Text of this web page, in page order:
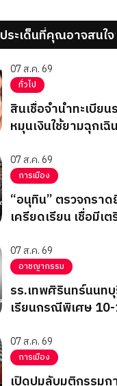
ประเด็นที่คุณอาจสนใจ';
07 ส.ค. 69
ทั่วไป
สินเชื่อจำนำทะเบีย
หมุนเงินใช้ยามฉุกเ
07 ส.ค. 69
การเมือง
“อนุทิน” ตรวจกราด
เครียดเรียน เชื่อมีเ
07 ส.ค. 69
อาชญากรรม
รร.เทพศิรินทร์นนท
เรียนกรณีพิเศษ
07 ส.ค. 69
การเมือง
เปิดปมลับมติกรรม